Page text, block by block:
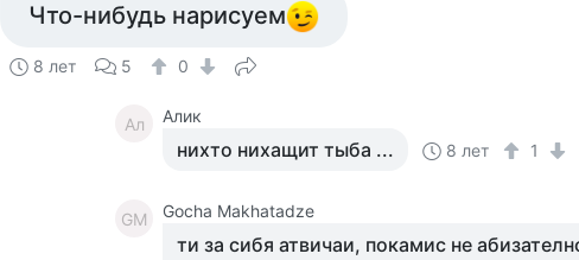
Что-нибудь нарисуем
8 лет 5 0
Ал Алик
нихто нихащит тыба ... 8 лет 1
GM Gocha Makhatadze
ти за сибя атвичаи, покамис не